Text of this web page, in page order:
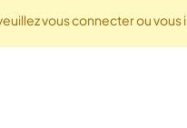
vous connecter ou vous